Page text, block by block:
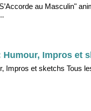
au Masculin"
Impros et
Impros et sketchs Tous